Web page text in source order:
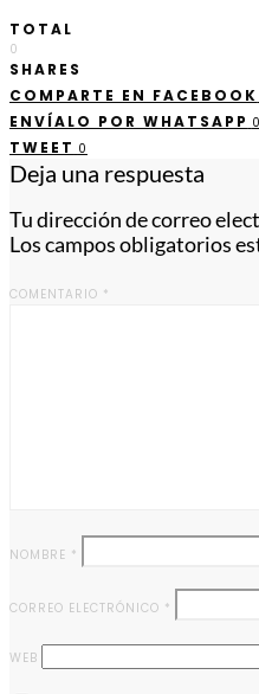
TOTAL
0
SHARES
COMPARTE EN FACEBOOK
ENVÍALO POR WHATSAPP 0
TWEET 0
Deja una respuesta
Tu dirección de correo
Los campos obligatorios
COMENTARIO *
NOMBRE *
CORREO ELECTRÓNICO *
WEB